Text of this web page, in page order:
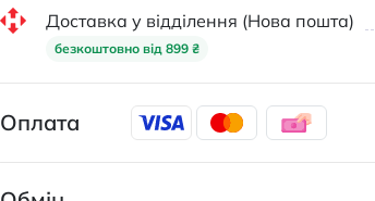
Доставка у відділення (Нова пошта)
безкоштовно від 899 ₴
Оплата